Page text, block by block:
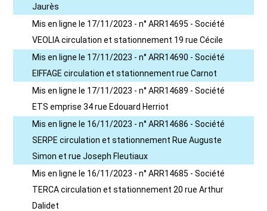
Jaurès
Mis en ligne le 17/11/2023 - n° ARR14695 - Société
VEOLIA circulation et stationnement 19 rue Cécile
Mis en ligne le 17/11/2023 - n° ARR14690 - Société
EIFFAGE circulation et stationnement rue Carnot
Mis en ligne le 17/11/2023 - n° ARR14689 - Société
ETS emprise 34 rue Edouard Herriot
Mis en ligne le 16/11/2023 - n° ARR14686 - Société
SERPE circulation et stationnement Rue Auguste
Simon et rue Joseph Fleutiaux
Mis en ligne le 16/11/2023 - n° ARR14685 - Société
TERCA circulation et stationnement 20 rue Arthur
Dalidet